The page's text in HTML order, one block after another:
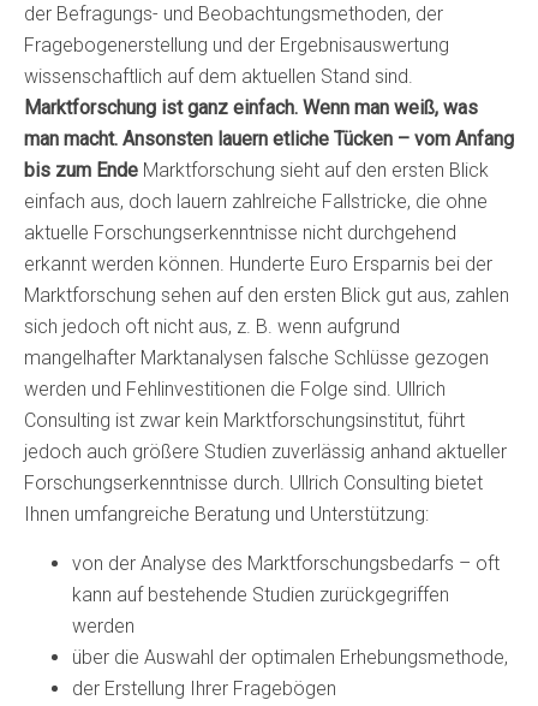
der Befragungs- und Beobachtungsmethoden, der
Fragebogenerstellung und der Ergebnisauswertung
wissenschaftlich auf dem aktuellen Stand sind.
Marktforschung ist ganz einfach. Wenn man weiß, was
man macht. Ansonsten lauern etliche Tücken – vom Anfang
bis zum Ende Marktforschung sieht auf den ersten Blick
einfach aus, doch lauern zahlreiche Fallstricke, die ohne
aktuelle Forschungserkenntnisse nicht durchgehend
erkannt werden können. Hunderte Euro Ersparnis bei der
Marktforschung sehen auf den ersten Blick gut aus, zahlen
sich jedoch oft nicht aus, z. B. wenn aufgrund
mangelhafter Marktanalysen falsche Schlüsse gezogen
werden und Fehlinvestitionen die Folge sind. Ullrich
Consulting ist zwar kein Marktforschungsinstitut, führt
jedoch auch größere Studien zuverlässig anhand aktueller
Forschungserkenntnisse durch. Ullrich Consulting bietet
Ihnen umfangreiche Beratung und Unterstützung:
von der Analyse des Marktforschungsbedarfs – oft
kann auf bestehende Studien zurückgegriffen
werden
über die Auswahl der optimalen Erhebungsmethode,
der Erstellung Ihrer Fragebögen